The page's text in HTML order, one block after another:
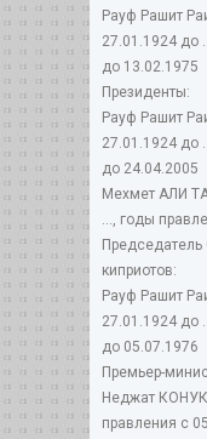
Рауф Рашит
27.01.1924 до
до 13.02.1975
Президенты:
Рауф Рашит
27.01.1924 до
до 24.04.2005
Мехмет АЛИ
..., годы
киприотов:
Рауф Рашит
27.01.1924 до
до 05.07.1976
Премьер-
Неджат
правления с